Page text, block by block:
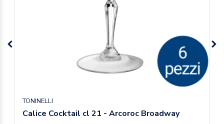
TONINELLI
Calice Cocktail cl 21 - Arcoroc Broadway